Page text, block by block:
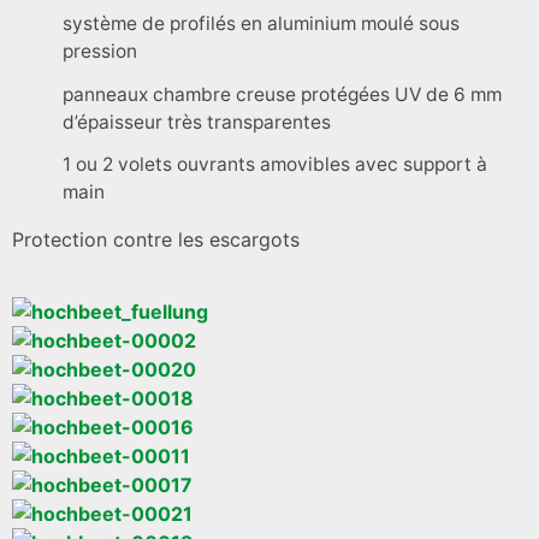
système de profilés en aluminium moulé sous
pression
panneaux chambre creuse protégées UV de 6 mm
d’épaisseur très transparentes
1 ou 2 volets ouvrants amovibles avec support à
main
Protection contre les escargots